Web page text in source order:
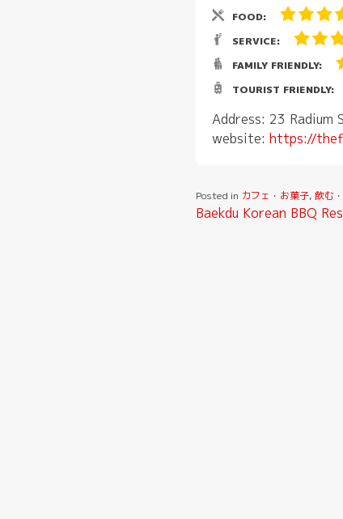
FOOD:
SERVICE:
FAMILY FRIENDLY:
TOURIST FRIENDLY:
Address: 23 Radium
website: https://
Posted in カフェ・お菓子, 飲む
投
Baekdu Korean BBQ